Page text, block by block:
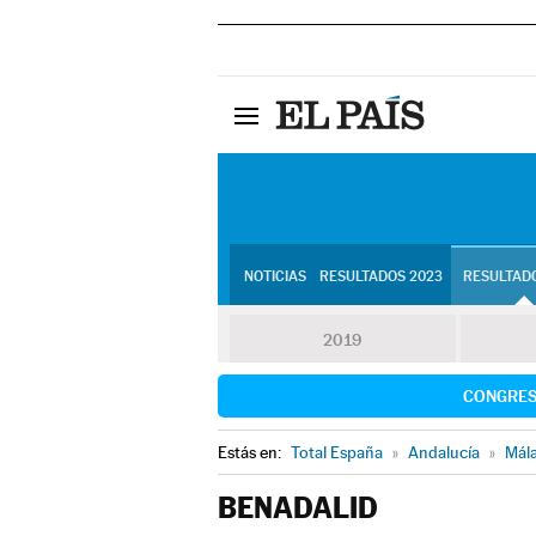
NOTICIAS RESULTADOS 2023
2019
Estás en: Total España » Andalucía »
BENADALID